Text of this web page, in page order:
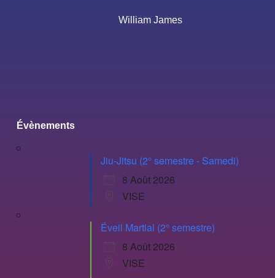
William James
Évènements
Jiu-Jitsu (2° semestre - Samedi)
8 Août 2026
VISE
Éveil Martial (2° semestre)
8 Août 2026
VISE